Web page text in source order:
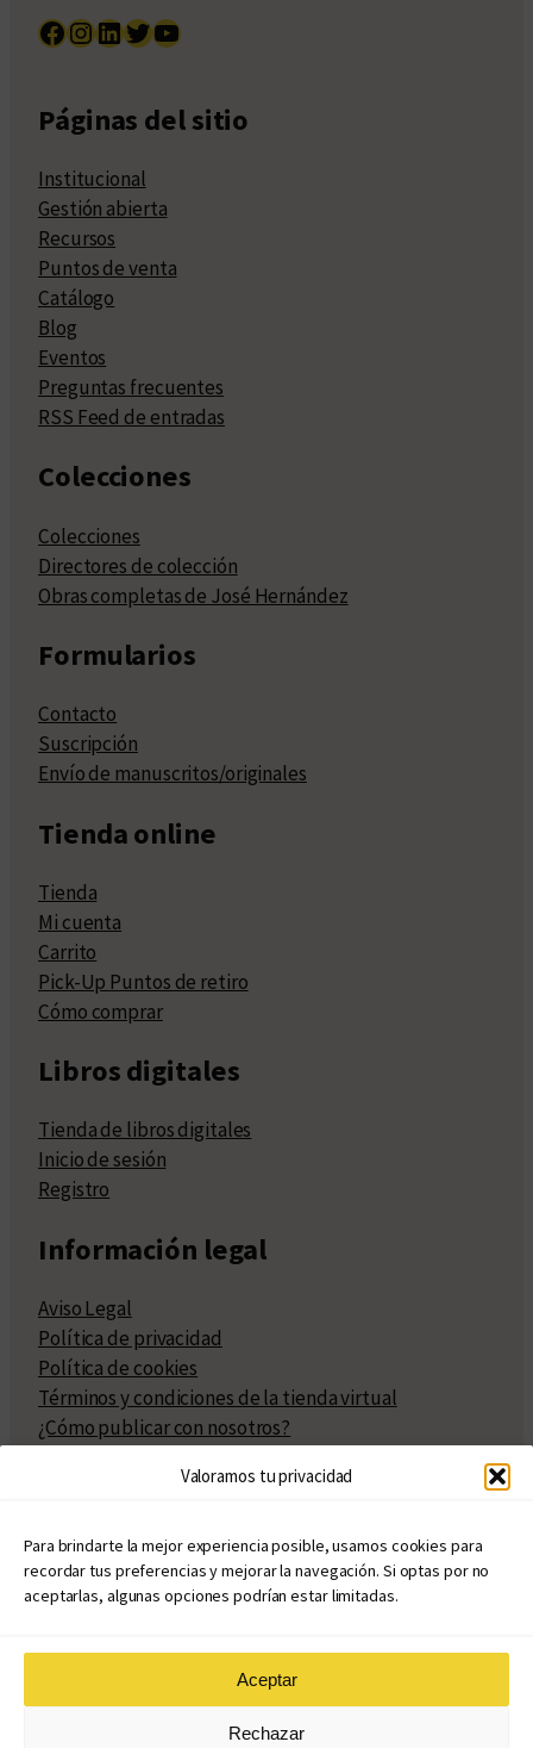
Valoramos tu privacidad
Para brindarte la mejor experiencia posible, usamos cookies para
recordar tus preferencias y mejorar la navegación. Si optas por no
aceptarlas, algunas opciones podrían estar limitadas.
Aceptar
Rechazar
Facebook InstagramLinkedIn Twitter YouTube
Páginas del sitio
Institucional
Gestión abierta
Recursos
Puntos de venta
Catálogo
Blog
Eventos
Preguntas frecuentes
RSS Feed de entradas
Colecciones
Colecciones
Directores de colección
Obras completas de José Hernández
Formularios
Contacto
Suscripción
Envío de manuscritos/originales
Tienda online
Tienda
Mi cuenta
Carrito
Pick-Up Puntos de retiro
Cómo comprar
Libros digitales
Tienda de libros digitales
Inicio de sesión
Registro
Información legal
Aviso Legal
Política de privacidad
Política de cookies
Términos y condiciones de la tienda virtual
¿Cómo publicar con nosotros?
Políticas de publicación
Políticas de coedición
Atribuciones